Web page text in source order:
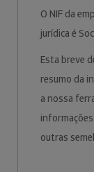
O NIF da
jurídica é
Esta breve
resumo da
a nossa
outras